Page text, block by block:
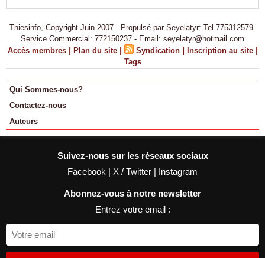
Thiesinfo, Copyright Juin 2007 - Propulsé par Seyelatyr: Tel 775312579.
Service Commercial: 772150237 - Email: seyelatyr@hotmail.com
Accès membres | Plan du site | Syndication | Inscription au site |
Tags
Qui Sommes-nous?
Contactez-nous
Auteurs
Suivez-nous sur les réseaux sociaux
Facebook | X / Twitter | Instagram
Abonnez-vous à notre newsletter
Entrez votre email :